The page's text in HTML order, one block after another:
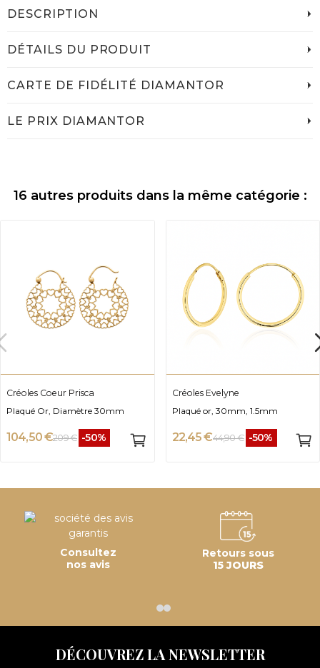
DESCRIPTION
DÉTAILS DU PRODUIT
CARTE DE FIDÉLITÉ DIAMANTOR
LE PRIX DIAMANTOR
16 autres produits dans la même catégorie :
Créoles Coeur Prisca
Plaqué Or, Diamètre 30mm
104,50 €209 € -50%
Créoles Evelyne
Plaqué or, 30mm, 1.5mm
22,45 €44,90 € -50%
Consultez
nos avis
Retours sous
15 JOURS
DÉCOUVREZ LA NEWSLETTER